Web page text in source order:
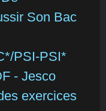
Son Bac
PSI-PSI*
- Jesco
exercices